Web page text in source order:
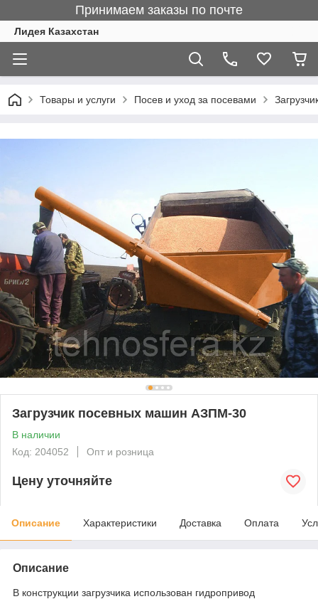
Принимаем заказы по почте
Лидея Казахстан
Товары и услуги Посев и уход за посевами
Загрузчик посевных машин АЗПМ-30
В наличии
Код: 204052
Опт и розница
Цену уточняйте
Описание Характеристики Доставка Оплата
Описание
В конструкции загрузчика использован гидропривод